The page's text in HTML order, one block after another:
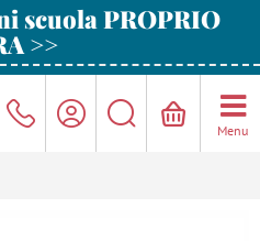
scuola PROPRIO
>>
Menu